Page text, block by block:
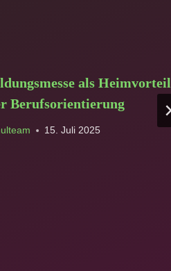
als Heimvorteil
Berufsorientierung
15. Juli 2025